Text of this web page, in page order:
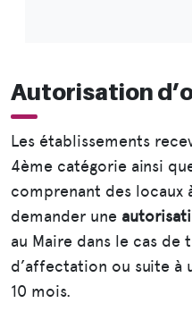
Autorisation
Les établissements
4ème catégorie ainsi
comprenant des locaux
demander une
au Maire dans le cas de
d’affectation ou suite à
10 mois.